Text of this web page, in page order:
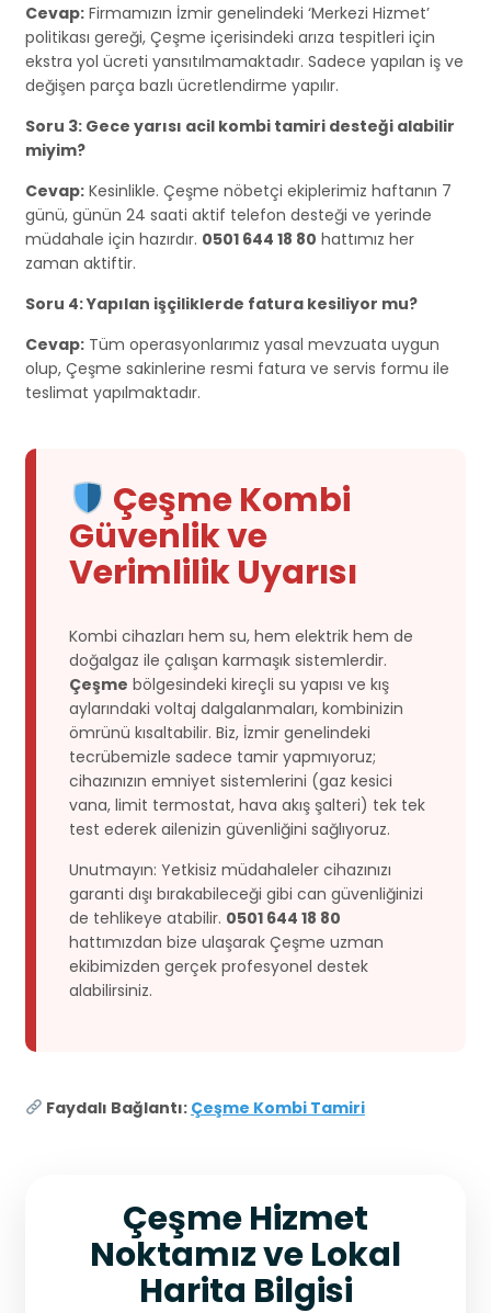
Cevap: Firmamızın İzmir genelindeki ‘Merkezi Hizmet’
politikası gereği, Çeşme içerisindeki arıza tespitleri için
ekstra yol ücreti yansıtılmamaktadır. Sadece yapılan iş ve
değişen parça bazlı ücretlendirme yapılır.
Soru 3: Gece yarısı acil kombi tamiri desteği alabilir
miyim?
Cevap: Kesinlikle. Çeşme nöbetçi ekiplerimiz haftanın 7
günü, günün 24 saati aktif telefon desteği ve yerinde
müdahale için hazırdır. 0501 644 18 80 hattımız her
zaman aktiftir.
Soru 4: Yapılan işçiliklerde fatura kesiliyor mu?
Cevap: Tüm operasyonlarımız yasal mevzuata uygun
olup, Çeşme sakinlerine resmi fatura ve servis formu ile
teslimat yapılmaktadır.
Çeşme Kombi
Güvenlik ve
Verimlilik Uyarısı
Kombi cihazları hem su, hem elektrik hem de
doğalgaz ile çalışan karmaşık sistemlerdir.
Çeşme bölgesindeki kireçli su yapısı ve kış
aylarındaki voltaj dalgalanmaları, kombinizin
ömrünü kısaltabilir. Biz, İzmir genelindeki
tecrübemizle sadece tamir yapmıyoruz;
cihazınızın emniyet sistemlerini (gaz kesici
vana, limit termostat, hava akış şalteri) tek tek
test ederek ailenizin güvenliğini sağlıyoruz.
Unutmayın: Yetkisiz müdahaleler cihazınızı
garanti dışı bırakabileceği gibi can güvenliğinizi
de tehlikeye atabilir. 0501 644 18 80
hattımızdan bize ulaşarak Çeşme uzman
ekibimizden gerçek profesyonel destek
alabilirsiniz.
Faydalı Bağlantı: Çeşme Kombi Tamiri
Çeşme Hizmet
Noktamız ve Lokal
Harita Bilgisi